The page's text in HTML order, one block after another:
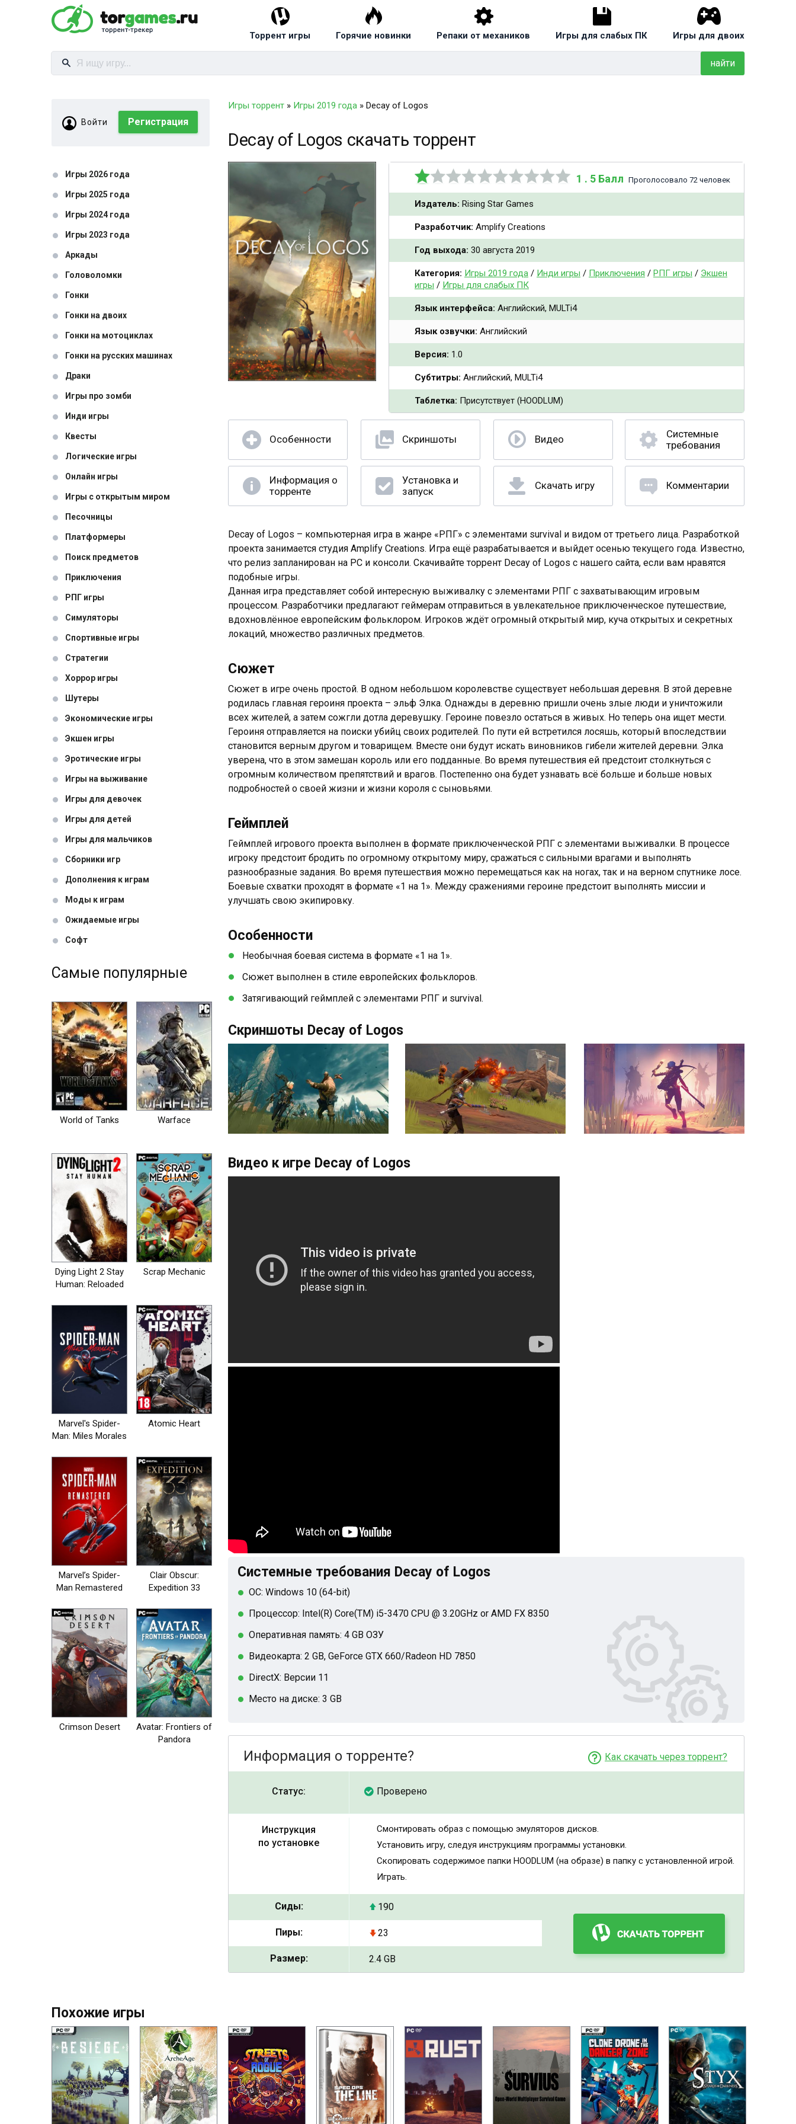
Торрент игры Горячие новинки Репаки от механиков Игры для слабых ПК Игры для двоих
найти
Войти Регистрация
Игры 2026 года
Игры 2025 года
Игры 2024 года
Игры 2023 года
Аркады
Головоломки
Гонки
Гонки на двоих
Гонки на мотоциклах
Гонки на русских машинах
Драки
Игры про зомби
Инди игры
Квесты
Логические игры
Онлайн игры
Игры с открытым миром
Песочницы
Платформеры
Поиск предметов
Приключения
РПГ игры
Симуляторы
Спортивные игры
Стратегии
Хоррор игры
Шутеры
Экономические игры
Экшен игры
Эротические игры
Игры на выживание
Игры для девочек
Игры для детей
Игры для мальчиков
Сборники игр
Дополнения к играм
Моды к играм
Ожидаемые игры
Софт
Самые популярные
World of Tanks Warface
Dying Light 2 Stay
Human: Reloaded
Scrap Mechanic
Marvel's Spider-
Man: Miles Morales
Atomic Heart
Marvel’s Spider-
Man Remastered
Clair Obscur:
Expedition 33
Crimson Desert
Avatar: Frontiers of
Pandora
Игры торрент » Игры 2019 года » Decay of Logos
Decay of Logos скачать торрент
1 . 5 Балл Проголосовало 72 человек
Издатель: Rising Star Games
Разработчик: Amplify Creations
Год выхода: 30 августа 2019
Категория: Игры 2019 года / Инди игры / Приключения / РПГ игры / Экшен
игры / Игры для слабых ПК
Язык интерфейса: Английский, MULTi4
Язык озвучки: Английский
Версия: 1.0
Субтитры: Английский, MULTi4
Таблетка: Присутствует (HOODLUM)
Особенности Скриншоты Видео
Системные
требования
Информация о
торренте
Установка и
запуск
Скачать игру Комментарии
Decay of Logos – компьютерная игра в жанре «РПГ» с элементами survival и видом от третьего лица. Разработкой
проекта занимается студия Amplify Creations. Игра ещё разрабатывается и выйдет осенью текущего года. Известно,
что релиз запланирован на PC и консоли. Скачивайте торрент Decay of Logos с нашего сайта, если вам нравятся
подобные игры.
Данная игра представляет собой интересную выживалку с элементами РПГ с захватывающим игровым
процессом. Разработчики предлагают геймерам отправиться в увлекательное приключенческое путешествие,
вдохновлённое европейским фольклором. Игроков ждёт огромный открытый мир, куча открытых и секретных
локаций, множество различных предметов.
Сюжет
Сюжет в игре очень простой. В одном небольшом королевстве существует небольшая деревня. В этой деревне
родилась главная героиня проекта – эльф Элка. Однажды в деревню пришли очень злые люди и уничтожили
всех жителей, а затем сожгли дотла деревушку. Героине повезло остаться в живых. Но теперь она ищет мести.
Героиня отправляется на поиски убийц своих родителей. По пути ей встретился лосяшь, который впоследствии
становится верным другом и товарищем. Вместе они будут искать виновников гибели жителей деревни. Элка
уверена, что в этом замешан король или его подданные. Во время путешествия ей предстоит столкнуться с
огромным количеством препятствий и врагов. Постепенно она будет узнавать всё больше и больше новых
подробностей о своей жизни и жизни короля с сыновьями.
Геймплей
Геймплей игрового проекта выполнен в формате приключенческой РПГ с элементами выживалки. В процессе
игроку предстоит бродить по огромному открытому миру, сражаться с сильными врагами и выполнять
разнообразные задания. Во время путешествия можно перемещаться как на ногах, так и на верном спутнике лосе.
Боевые схватки проходят в формате «1 на 1». Между сражениями героине предстоит выполнять миссии и
улучшать свою экипировку.
Особенности
Необычная боевая система в формате «1 на 1».
Сюжет выполнен в стиле европейских фольклоров.
Затягивающий геймплей с элементами РПГ и survival.
Скриншоты Decay of Logos
Видео к игре Decay of Logos
Системные требования Decay of Logos
ОС: Windows 10 (64-bit)
Процессор: Intel(R) Core(TM) i5-3470 CPU @ 3.20GHz or AMD FX 8350
Оперативная память: 4 GB ОЗУ
Видеокарта: 2 GB, GeForce GTX 660/Radeon HD 7850
DirectX: Версии 11
Место на диске: 3 GB
Как скачать через торрент?
Информация о торренте?
Статус: Проверено
Инструкция
по установке
Смонтировать образ с помощью эмуляторов дисков.
Установить игру, следуя инструкциям программы установки.
Скопировать содержимое папки HOODLUM (на образе) в папку с установленной игрой.
Играть.
Сиды: 190
Пиры: 23
Размер: 2.4 GB
Похожие игры